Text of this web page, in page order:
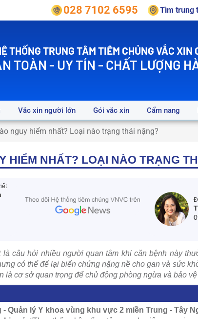
028 7102 6595 Tìm trung
THỐNG TRUNG TÂM TIÊM CHỦNG VẮC XIN
TOÀN - UY TÍN - CHẤT LƯỢNG
Vắc xin người lớn Gói vắc xin Cẩm nang
nguy hiểm nhất? Loại nào trạng thái nặng?
HIỂM NHẤT? LOẠI NÀO TRẠNG
là câu hỏi nhiều người quan tâm khi căn bệnh này
có thể để lại biến chứng nặng nề cho gan và sức
là cơ sở quan trọng để chủ động phòng ngừa và bảo
Quản lý Y khoa vùng khu vực 2 miền Trung - Tây